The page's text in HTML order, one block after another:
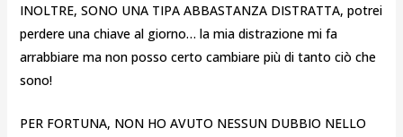
INOLTRE, SONO UNA TIPA ABBASTANZA DISTRATTA, potrei
perdere una chiave al giorno… la mia distrazione mi fa
arrabbiare ma non posso certo cambiare più di tanto ciò che
sono!
PER FORTUNA, NON HO AVUTO NESSUN DUBBIO NELLO